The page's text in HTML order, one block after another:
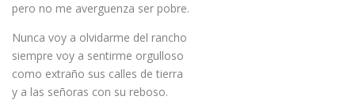
pero no me averguenza ser pobre.
Nunca voy a olvidarme del rancho
siempre voy a sentirme orgulloso
como extraño sus calles de tierra
y a las señoras con su reboso.